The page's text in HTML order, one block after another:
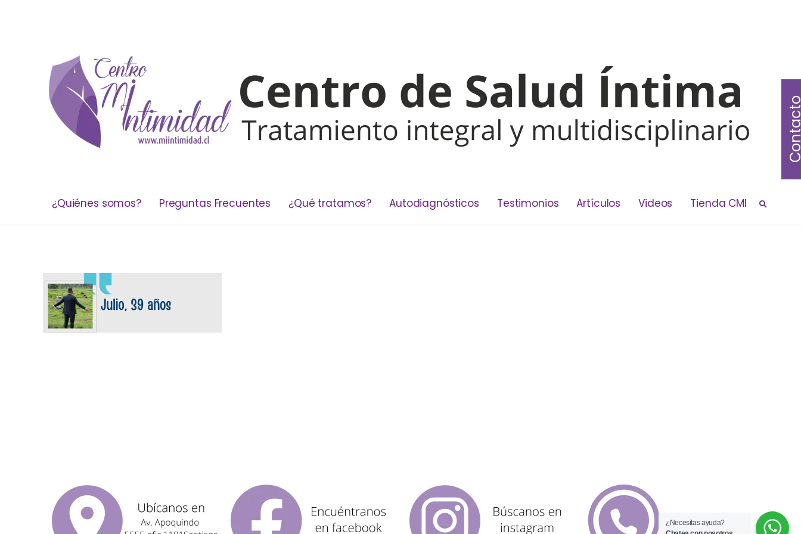
¿Quiénes somos? Preguntas Frecuentes ¿Qué tratamos? Autodiagnósticos Testimonios Artículos Videos Tienda CMI
¿Necesitas ayuda?